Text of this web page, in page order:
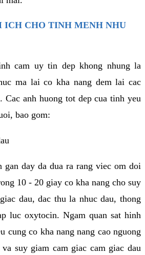
ICH CHO TINH MENH NHU
cam uy tin dep khong nhung la
ma lai co kha nang dem lai cac
Cac anh huong tot dep cua tinh yeu
bao gom:
gan day da dua ra rang viec om doi
10 - 20 giay co kha nang cho suy
dau, dac thu la nhuc dau, thong
luc oxytocin. Ngam quan sat hinh
cung co kha nang nang cao nguong
suy giam cam giac cam giac dau